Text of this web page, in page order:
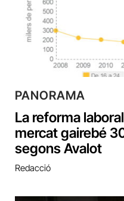
PANORAMA
La reforma
mercat gairebé
segons Avalot
Redacció